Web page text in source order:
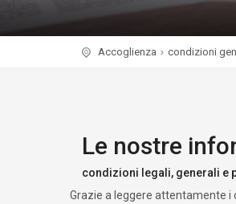
Accoglienza condizioni
Le nostre
condizioni legali, generali e
Grazie a leggere attentamente i